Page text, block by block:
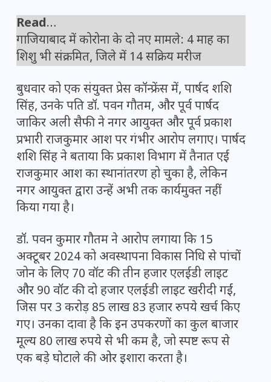
Read…
गाजियाबाद में कोरोना के दो नए मामले: 4 माह का
शिशु भी संक्रमित, जिले में 14 सक्रिय मरीज
बुधवार को एक संयुक्त प्रेस कॉन्फ्रेंस में, पार्षद शशि
सिंह, उनके पति डॉ. पवन गौतम, और पूर्व पार्षद
जाकिर अली सैफी ने नगर आयुक्त और पूर्व प्रकाश
प्रभारी राजकुमार आश पर गंभीर आरोप लगाए। पार्षद
शशि सिंह ने बताया कि प्रकाश विभाग में तैनात एई
राजकुमार आश का स्थानांतरण हो चुका है, लेकिन
नगर आयुक्त द्वारा उन्हें अभी तक कार्यमुक्त नहीं
किया गया है।
डॉ. पवन कुमार गौतम ने आरोप लगाया कि 15
अक्टूबर 2024 को अवस्थापना विकास निधि से पांचों
जोन के लिए 70 वॉट की तीन हजार एलईडी लाइट
और 90 वॉट की दो हजार एलईडी लाइट खरीदी गईं,
जिस पर 3 करोड़ 85 लाख 83 हजार रुपये खर्च किए
गए। उनका दावा है कि इन उपकरणों का कुल बाजार
मूल्य 80 लाख रुपये से भी कम है, जो स्पष्ट रूप से
एक बड़े घोटाले की ओर इशारा करता है।